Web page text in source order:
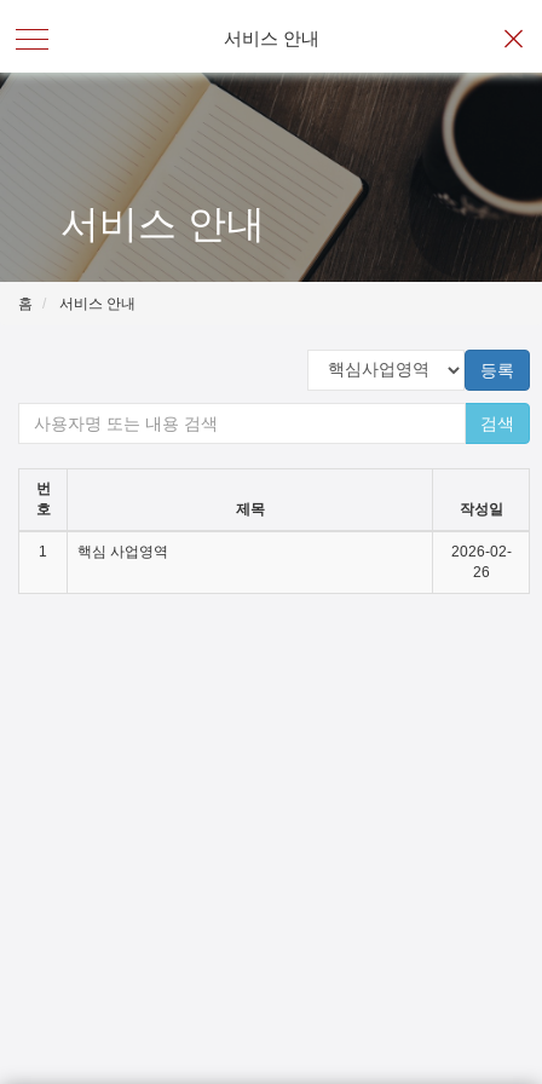
서비스 안내
서비스 안내
홈 서비스 안내
등록
검색
번
호
제목 작성일
1 핵심 사업영역
2026-02-
26